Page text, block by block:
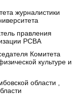
журналистики
правления
РСВА
Комитета
культуре и
области ,